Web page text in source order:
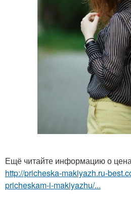
Ещё читайте информацию о
http://pricheska-makiyazh.ru-
pricheskam-i-makiyazhu/...